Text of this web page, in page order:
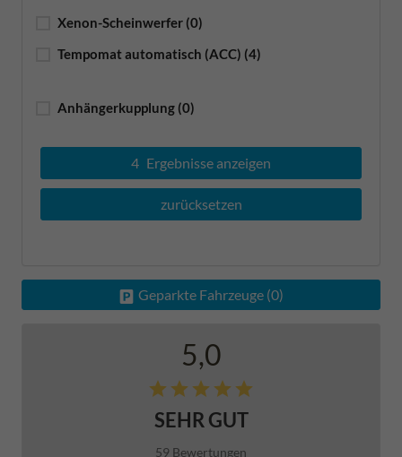
Xenon-Scheinwerfer (0)
Tempomat automatisch (ACC) (4)
Anhängerkupplung (0)
4 Ergebnisse anzeigen
zurücksetzen
Geparkte Fahrzeuge (0)
5,0
SEHR GUT
59 Bewertungen